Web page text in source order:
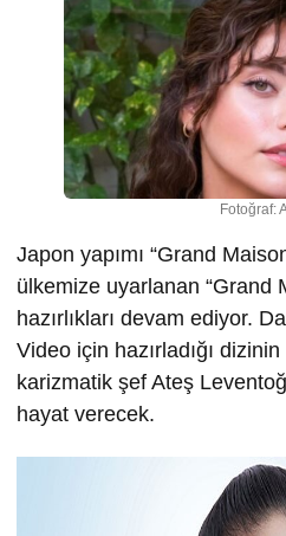
Fotoğraf:
Japon yapımı “Grand
ülkemize uyarlanan “Grand
hazırlıkları devam ediyor.
Video için hazırladığı
karizmatik şef Ateş
hayat verecek.